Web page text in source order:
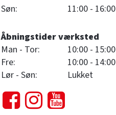
Søn:
11:00 - 16:00
Åbningstider værksted
Man - Tor:
10:00 - 15:00
Fre:
10:00 - 14:00
Lør - Søn:
Lukket